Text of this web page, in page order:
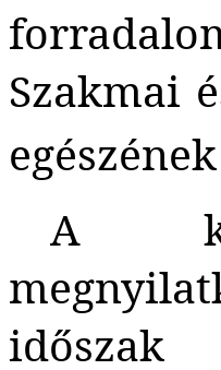
Szakmai
A